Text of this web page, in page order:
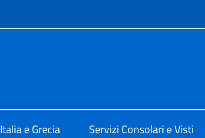
Italia e Grecia Servizi Consolari e Visti